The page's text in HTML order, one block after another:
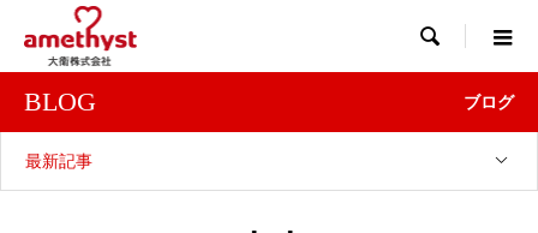

BLOG ブログ
最新記事